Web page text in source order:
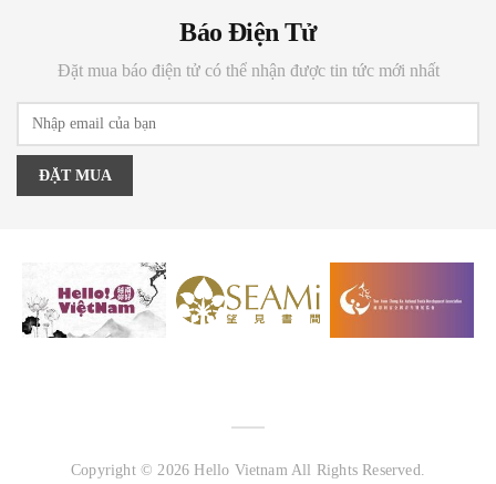
Báo Điện Tử
Đặt mua báo điện tử có thể nhận được tin tức mới nhất
ĐẶT MUA
Copyright © 2026 Hello Vietnam All Rights Reserved.